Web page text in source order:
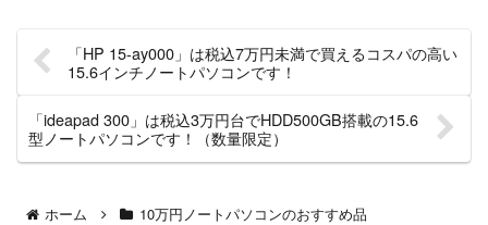
「HP 15-ay000」は税込7万円未満で買えるコスパの高い
15.6インチノートパソコンです！
「ideapad 300」は税込3万円台でHDD500GB搭載の15.6
型ノートパソコンです！（数量限定）
ホーム 10万円ノートパソコンのおすすめ品